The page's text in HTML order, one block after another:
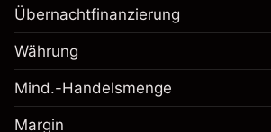
Anpassung der
Übernachtfinanzierung
Gebühren aus
Positionswert
Positionsgröße mit Hebelwirkung
Margin. Ihre Investition
Anpassung der
Übernachtfinanzierung
Währung
Mind.-Handelsmenge
Margin